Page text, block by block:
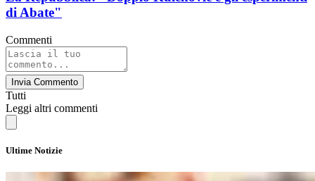
di Abate"
Commenti
Invia Commento
Tutti
Leggi altri commenti
Ultime Notizie